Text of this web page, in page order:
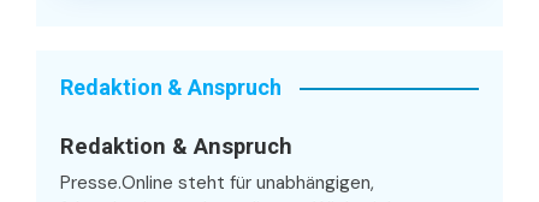
Redaktion & Anspruch
Redaktion & Anspruch
Presse.Online steht für unabhängigen,